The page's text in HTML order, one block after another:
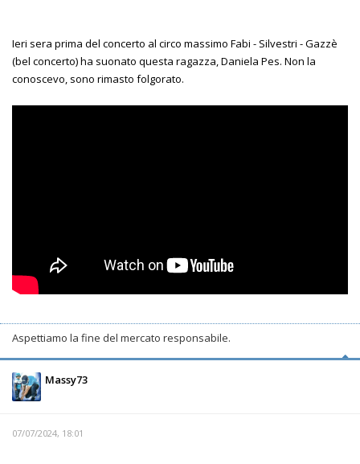
Ieri sera prima del concerto al circo massimo Fabi - Silvestri - Gazzè
(bel concerto) ha suonato questa ragazza, Daniela Pes. Non la
conoscevo, sono rimasto folgorato.
Aspettiamo la fine del mercato responsabile.
Massy73
07/07/2024, 18:01